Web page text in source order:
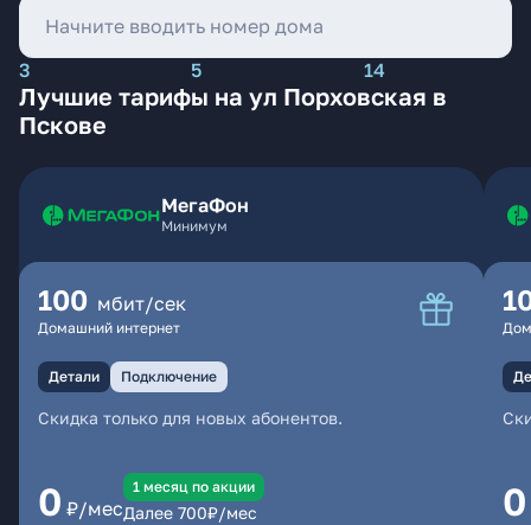
3 5 14
Лучшие тарифы на ул Порховская в
Пскове
МегаФон
Минимум
100 мбит/сек
Домашний интернет
Детали Подключение
Скидка только для новых абонентов.
0 ₽/мес
1 месяц по акции
Далее 700₽/мес 0